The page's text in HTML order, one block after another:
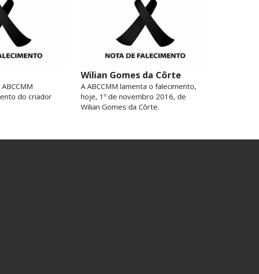
do criador
Wilian Gomes da Côrte
A ABCCMM lamenta o falecimento,
hoje, 1º de novembro 2016, de
Wilian Gomes da Côrte.